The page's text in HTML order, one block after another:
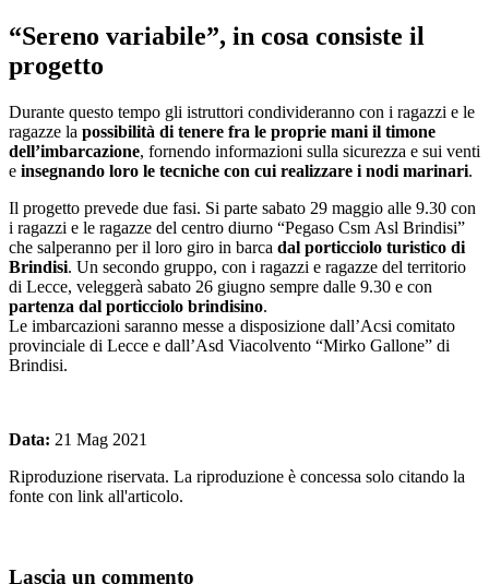
“Sereno variabile”, in cosa consiste il
progetto
Durante questo tempo gli istruttori condivideranno con i ragazzi e le
ragazze la possibilità di tenere fra le proprie mani il timone
dell’imbarcazione, fornendo informazioni sulla sicurezza e sui venti
e insegnando loro le tecniche con cui realizzare i nodi marinari.
Il progetto prevede due fasi. Si parte sabato 29 maggio alle 9.30 con
i ragazzi e le ragazze del centro diurno “Pegaso Csm Asl Brindisi”
che salperanno per il loro giro in barca dal porticciolo turistico di
Brindisi. Un secondo gruppo, con i ragazzi e ragazze del territorio
di Lecce, veleggerà sabato 26 giugno sempre dalle 9.30 e con
partenza dal porticciolo brindisino.
Le imbarcazioni saranno messe a disposizione dall’Acsi comitato
provinciale di Lecce e dall’Asd Viacolvento “Mirko Gallone” di
Brindisi.
Data: 21 Mag 2021
Riproduzione riservata. La riproduzione è concessa solo citando la
fonte con link all'articolo.
Lascia un commento